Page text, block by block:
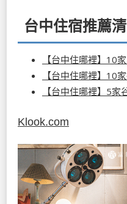
台中住宿推薦
【台中住哪裡】10
【台中住哪裡】10
【台中住哪裡】5家
Klook.com